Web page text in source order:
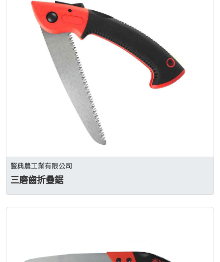
豎典農工業有限公司
三磨齒折疊鋸